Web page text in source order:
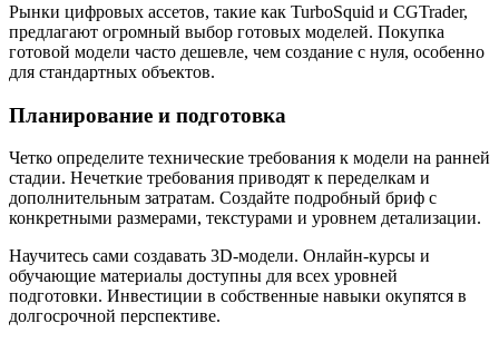
Рынки цифровых ассетов, такие как TurboSquid и CGTrader,
предлагают огромный выбор готовых моделей. Покупка
готовой модели часто дешевле, чем создание с нуля, особенно
для стандартных объектов.
Планирование и подготовка
Четко определите технические требования к модели на ранней
стадии. Нечеткие требования приводят к переделкам и
дополнительным затратам. Создайте подробный бриф с
конкретными размерами, текстурами и уровнем детализации.
Научитесь сами создавать 3D-модели. Онлайн-курсы и
обучающие материалы доступны для всех уровней
подготовки. Инвестиции в собственные навыки окупятся в
долгосрочной перспективе.